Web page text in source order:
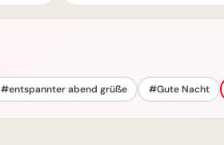
#entspannter abend grüße #Gute Nacht